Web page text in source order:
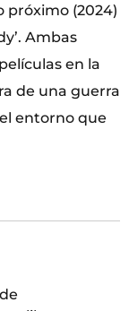
próximo (2024)
Ambas
en la
de una guerra
entorno que